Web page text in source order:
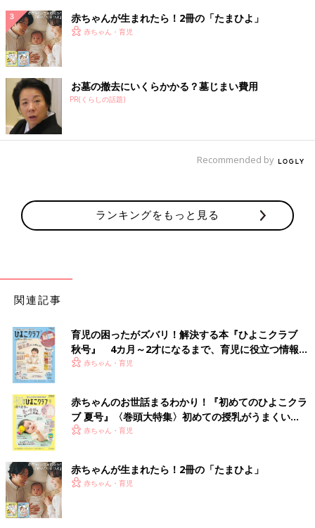
赤ちゃんが生まれたら！2冊の「たまひよ」
赤ちゃん・育児
お墓の撤去にいくらかかる？墓じまい費用
PR(くらしの話題)
Recommended by
ランキングをもっと見る
関連記事
育児の困ったがズバリ！解決する本『ひよこクラブ
秋号』 4カ月～2才になるまで、育児に役立つ情報が
いっぱい！
赤ちゃん・育児
赤ちゃんのお世話まるわかり！『初めてのひよこクラ
ブ 夏号』〈巻頭大特集〉初めての授乳がうまくい
く！ おっぱい・ミルクの基本と夏のトラブル 解決テ
赤ちゃん・育児
赤ちゃんが生まれたら！2冊の「たまひよ」
赤ちゃん・育児